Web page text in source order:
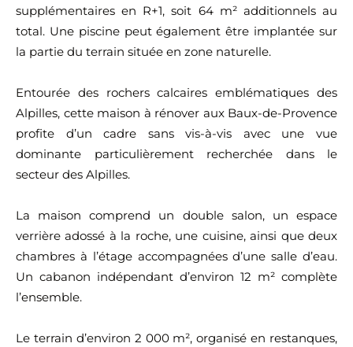
supplémentaires en R+1, soit 64 m² additionnels au
total. Une piscine peut également être implantée sur
la partie du terrain située en zone naturelle.
Entourée des rochers calcaires emblématiques des
Alpilles, cette maison à rénover aux Baux-de-Provence
profite d’un cadre sans vis-à-vis avec une vue
dominante particulièrement recherchée dans le
secteur des Alpilles.
La maison comprend un double salon, un espace
verrière adossé à la roche, une cuisine, ainsi que deux
chambres à l’étage accompagnées d’une salle d’eau.
Un cabanon indépendant d’environ 12 m² complète
l’ensemble.
Le terrain d’environ 2 000 m², organisé en restanques,